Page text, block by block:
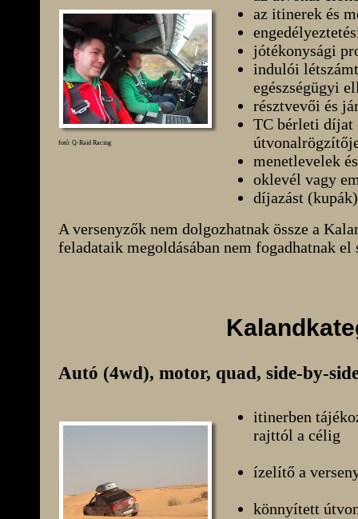
fotó: Q-Raid Racing
az itinerek és
jótékonysági
indulói
egészségügyi
résztvevői és
TC bérleti díjat
menetlevelek
oklevél vagy
díjazást (kupák)
A versenyzők nem dolgozhatnak össze a
feladataik megoldásában nem fogadhatnak el
Autó (4wd), motor, quad, side-by-
itinerben
rajttól a célig
ízelítő a
könnyített